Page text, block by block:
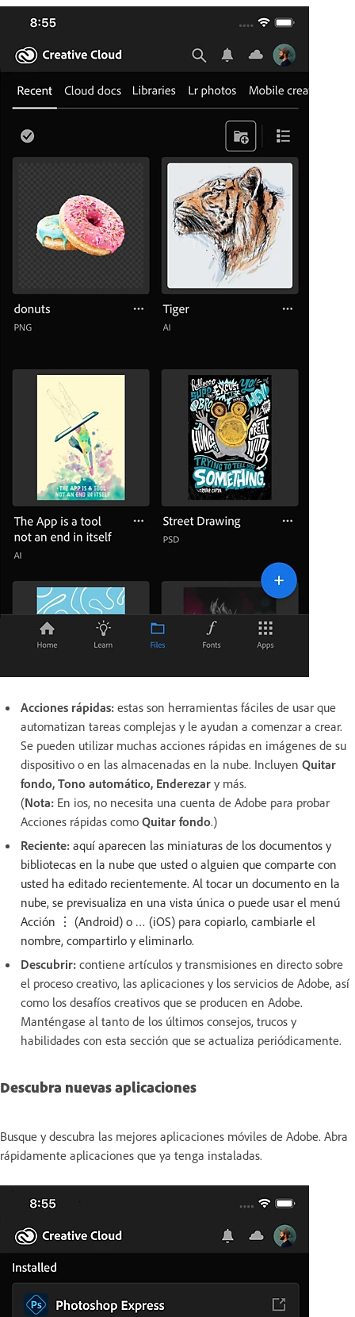
Acciones rápidas: estas son herramientas fáciles de usar que
automatizan tareas complejas y le ayudan a comenzar a crear.
Se pueden utilizar muchas acciones rápidas en imágenes de su
dispositivo o en las almacenadas en la nube. Incluyen Quitar
fondo, Tono automático, Enderezar y más.
(Nota: En ios, no necesita una cuenta de Adobe para probar
Acciones rápidas como Quitar fondo.)
Reciente: aquí aparecen las miniaturas de los documentos y
bibliotecas en la nube que usted o alguien que comparte con
usted ha editado recientemente. Al tocar un documento en la
nube, se previsualiza en una vista única o puede usar el menú
Acción ⋮ (Android) o … (iOS) para copiarlo, cambiarle el
nombre, compartirlo y eliminarlo.
Descubrir: contiene artículos y transmisiones en directo sobre
el proceso creativo, las aplicaciones y los servicios de Adobe, así
como los desafíos creativos que se producen en Adobe.
Manténgase al tanto de los últimos consejos, trucos y
habilidades con esta sección que se actualiza periódicamente.
Descubra nuevas aplicaciones
Busque y descubra las mejores aplicaciones móviles de Adobe. Abra
rápidamente aplicaciones que ya tenga instaladas.